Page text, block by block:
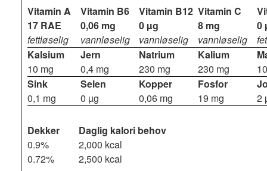
Vitamin A
17 RAE
fettløselig
Vitamin B6
0,06 mg
vannløselig
Vitamin B12
0 µg
vannløselig
Vitamin C
8 mg
vannløselig
0
Kalsium
10 mg
Jern
0,4 mg
Natrium
230 mg
Kalium
230 mg
Sink
0,1 mg
Selen
0 µg
Kopper
0,06 mg
Fosfor
19 mg
2
Dekker
Daglig kalori behov
0.9%
2,000 kcal
0.72%
2,500 kcal